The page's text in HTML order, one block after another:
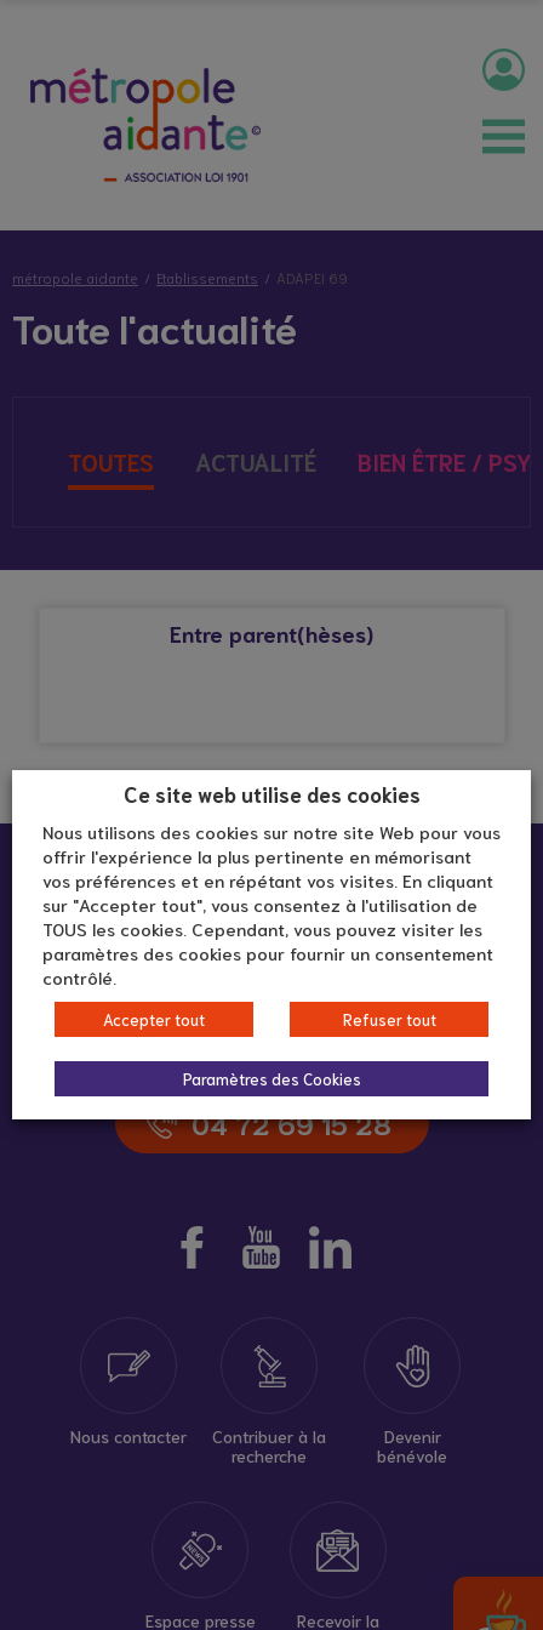
métropole aidante Etablissements ADAPEI 69
Toute l'actualité
TOUTES ACTUALITÉ BIEN ÊTRE /
Entre parent(hèses)
292 rue Vendôme
69003 LYON
04 72 69 15 28
Nous contacter
Contribuer à la
recherche
Devenir
bénévole
Espace presse
Recevoir la
Ce site web utilise des cookies
Nous utilisons des cookies sur notre site Web pour vous
offrir l'expérience la plus pertinente en mémorisant
vos préférences et en répétant vos visites. En cliquant
sur "Accepter tout", vous consentez à l'utilisation de
TOUS les cookies. Cependant, vous pouvez visiter les
paramètres des cookies pour fournir un consentement
contrôlé.
Accepter tout Refuser tout
Paramètres des Cookies